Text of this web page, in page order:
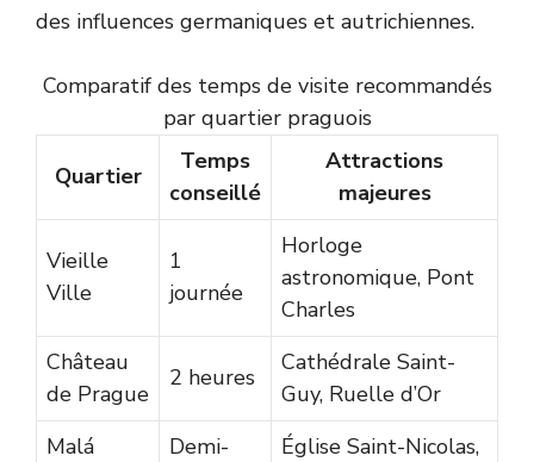
des influences germaniques et autrichiennes.
Comparatif des temps de visite recommandés
par quartier praguois
Quartier
Temps
conseillé
Attractions
majeures
Vieille
Ville
1
journée
Horloge
astronomique, Pont
Charles
Château
de Prague
2 heures
Cathédrale Saint-
Guy, Ruelle d’Or
Malá
Demi-
Église Saint-Nicolas,